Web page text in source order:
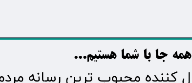
​​​همه جا با شما هستیم...​​​​​​​​​​​​​​